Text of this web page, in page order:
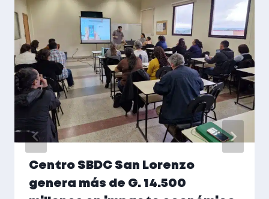
Centro SBDC San Lorenzo
genera más de G. 14.500